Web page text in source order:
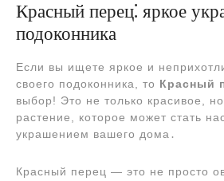
Красный перец⁚ яркое
подоконника
Если вы ищете яркое и
своего подоконника, то Красный
выбор! Это не только красивое,
растение, которое может стать
украшением вашего дома․
Красный перец ― это не просто